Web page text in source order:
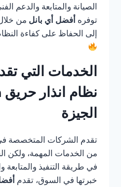
الصيانة والمتابعة والدعم
توفره أفضل أي بانل من
إلى الحفاظ على كفاءة
الخدمات التي
الجيزة
تقدم الشركات المتخصصة
من الخدمات المهمة، ولكن
في طريقة التنفيذ والمتابعة
خبرتها في السوق، تقدم